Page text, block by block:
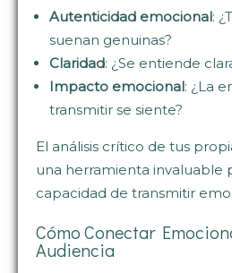
Autenticidad emocional:
suenan genuinas?
Claridad: ¿Se entiende
Impacto emocional: ¿La
transmitir se siente?
El análisis crítico de tus
una herramienta invaluable
capacidad de transmitir
Cómo Conectar
Audiencia